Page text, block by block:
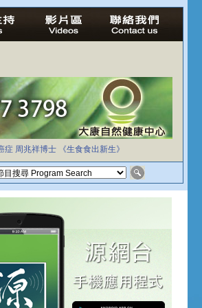
症 周兆祥博士 《生食食出新生》